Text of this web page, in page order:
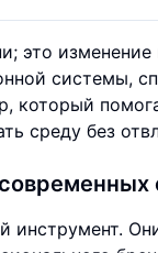
это
системы,
который
среду без
инструмент.